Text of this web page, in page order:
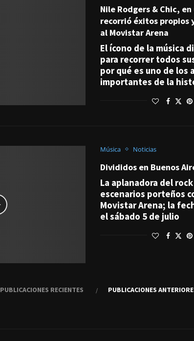
Nile Rodgers & Chic,
recorrió éxitos propios
al Movistar Arena
El ícono de la música
para recorrer todos
por qué es uno de los
importantes de la
Música Noticias
Divididos en Buenos
La aplanadora del
escenarios porteños
Movistar Arena; la
el sábado 5 de julio
PUBLICACIONES RECIENTES PUBLICACIONES